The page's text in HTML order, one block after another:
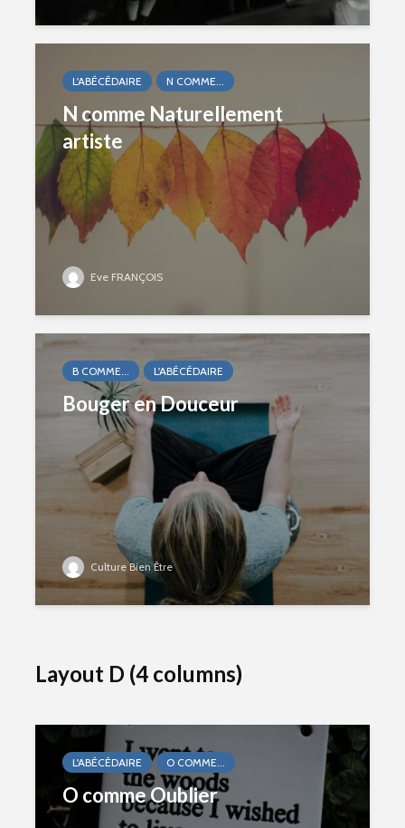
L'ABÉCÉDAIRE N COMME...
N comme Naturellement
artiste
Eve FRANÇOIS
B COMME... L'ABÉCÉDAIRE
Bouger en Douceur
Culture Bien Être
Layout D (4 columns)
L'ABÉCÉDAIRE O COMME...
O comme Oublier